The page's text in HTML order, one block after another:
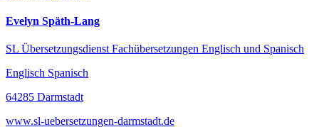
Evelyn Späth-Lang
SL Übersetzungsdienst Fachübersetzungen Englisch und Spanisch
Englisch Spanisch
64285 Darmstadt
www.sl-uebersetzungen-darmstadt.de